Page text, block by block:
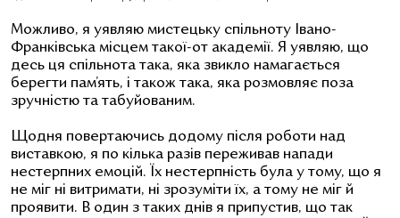
Можливо, я уявляю мистецьку спільноту Івано-
Франківська місцем такої-от академії. Я уявляю, що
десь ця спільнота така, яка звикло намагається
берегти пам’ять, і також така, яка розмовляє поза
зручністю та табуйованим.
Щодня повертаючись додому після роботи над
виставкою, я по кілька разів переживав напади
нестерпних емоцій. Їх нестерпність була у тому, що я
не міг ні витримати, ні зрозуміти їх, а тому не міг й
проявити. В один з таких днів я припустив, що так